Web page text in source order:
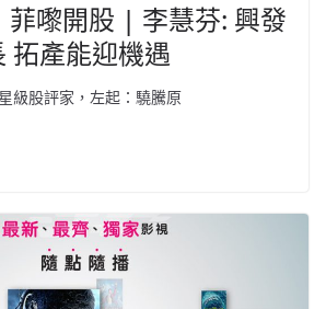
嚟開股 | 李慧芬: 興發
拓產能迎機遇
級股評家，左起：驍騰原